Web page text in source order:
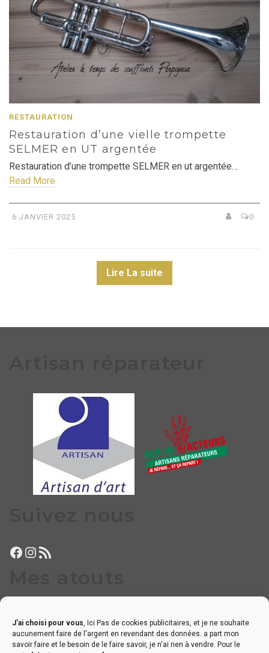
J'ai choisi pour vous, Ici Pas de cookies publicitaires, et je ne souhaite
aucunement faire de l'argent en revendant des données. a part mon
savoir faire et le besoin de le faire savoir, je n'ai rien à vendre. Pour le
RESTAURATION
Restauration d’une vielle trompette
SELMER en UT argentée
Restauration d’une trompette SELMER en ut argentée…
Read More
6 JANVIER 2025 0
Lire La suite
Facebook
Instagram
Flux RSS
Petits dépannages sans délai
Réglages appréciés par les musiciens locaux les plus exigeants